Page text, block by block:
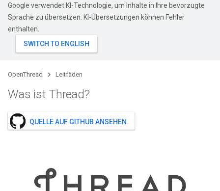
Google verwendet KI-Technologie, um Inhalte in Ihre bevorzugte
Sprache zu übersetzen. KI-Übersetzungen können Fehler
enthalten.
OpenThread Leitfäden
Was ist Thread?
QUELLE AUF GITHUB ANSEHEN